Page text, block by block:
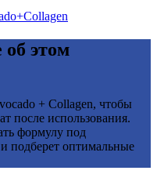
об этом
+ Collagen, чтобы
после использования.
формулу под
подберет оптимальные